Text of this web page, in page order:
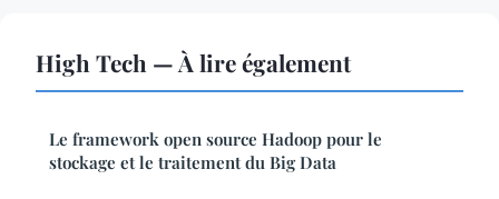
High Tech — À lire également
Le framework open source Hadoop pour le
stockage et le traitement du Big Data